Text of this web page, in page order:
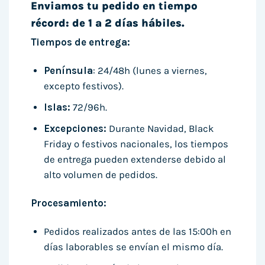
Enviamos tu pedido en tiempo
récord: de 1 a 2 días hábiles.
Tiempos de entrega:
Península: 24/48h (lunes a viernes,
excepto festivos).
Islas: 72/96h.
Excepciones: Durante Navidad, Black
Friday o festivos nacionales, los tiempos
de entrega pueden extenderse debido al
alto volumen de pedidos.
Procesamiento:
Pedidos realizados antes de las 15:00h en
días laborables se envían el mismo día.